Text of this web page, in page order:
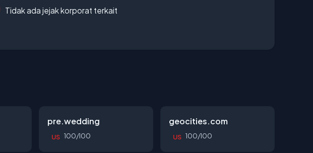
Tidak ada jejak korporat terkait
pre.wedding
US 100/100
geocities.com
US 100/100